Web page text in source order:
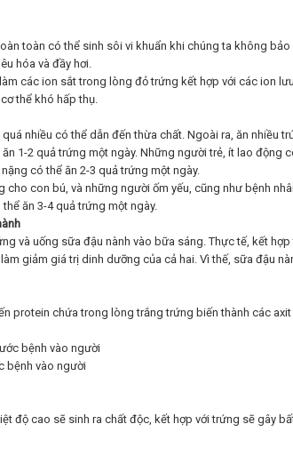
toàn có thể sinh sôi vi khuẩn khi chúng ta không
hóa và đầy hơi.
các ion sắt trong lòng đỏ trứng kết hợp với các ion
thể khó hấp thụ.
nhiều có thể dẫn đến thừa chất. Ngoài ra, ăn nhiều
1-2 quả trứng một ngày. Những người trẻ, ít lao động
có thể ăn 2-3 quả trứng một ngày.
cho con bú, và những người ốm yếu, cũng như bệnh
ăn 3-4 quả trứng một ngày.
và uống sữa đậu nành vào bữa sáng. Thực tế, kết
giảm giá trị dinh dưỡng của cả hai. Vì thế, sữa đậu
protein chứa trong lòng trắng trứng biến thành các
bệnh vào người
độ cao sẽ sinh ra chất độc, kết hợp với trứng sẽ gây